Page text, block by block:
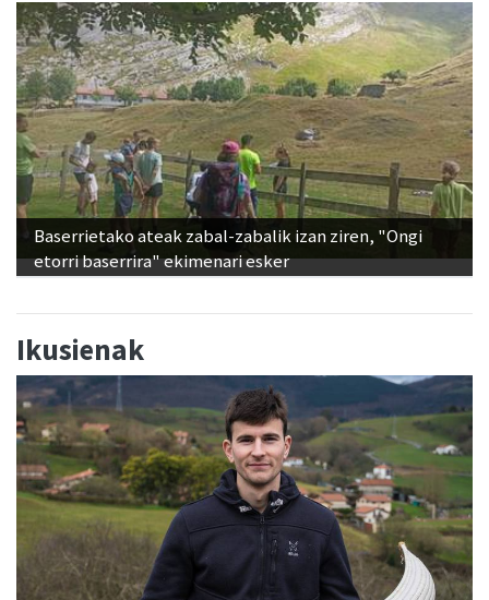
Baserrietako ateak zabal-zabalik izan ziren, "Ongi
etorri baserrira" ekimenari esker
Ikusienak